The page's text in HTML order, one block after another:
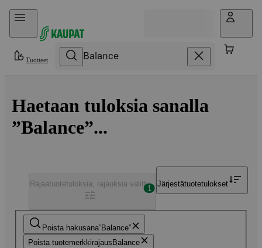
Hyppää sisältöön
Tuotteet
Haetaan tuloksia sanalla
”Balance”...
Poista hakusana Balance
Poista tuotemerkkirajaus Balance
Rajaatuotetuloksia, rajauksia valittu
1
Järjestätuotetulokset